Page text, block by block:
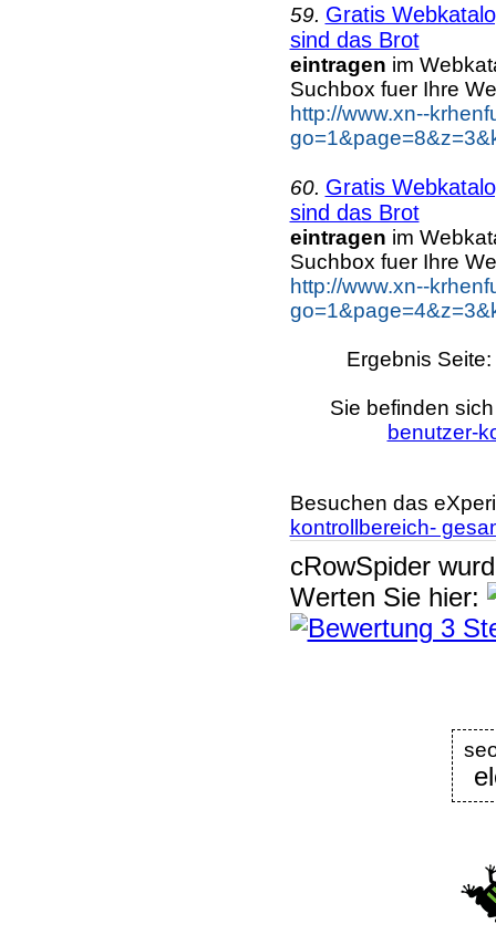
59. Gratis
sind das Brot
eintragen im
Suchbox fuer Ihre
http://www.xn--
60. Gratis
sind das Brot
eintragen im
Suchbox fuer Ihre
http://www.xn--
Ergebnis Seite:
Sie befinden
benutzer-
Besuchen das
kontrollbereich-
cRowSpider
Werten Sie hier: